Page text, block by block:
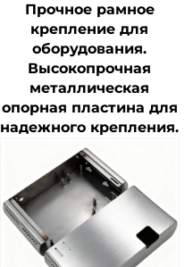
Прочное рамное
крепление для
оборудования.
Высокопрочная
металлическая
опорная пластина для
надежного крепления.